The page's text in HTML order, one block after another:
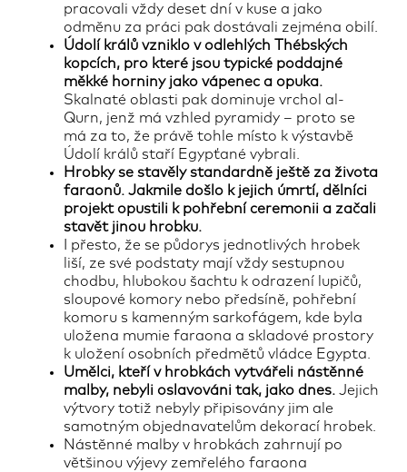
pracovali vždy deset dní v kuse a jako
odměnu za práci pak dostávali zejména obilí.
Údolí králů vzniklo v odlehlých Thébských
kopcích, pro které jsou typické poddajné
měkké horniny jako vápenec a opuka.
Skalnaté oblasti pak dominuje vrchol al-
Qurn, jenž má vzhled pyramidy – proto se
má za to, že právě tohle místo k výstavbě
Údolí králů staří Egypťané vybrali.
Hrobky se stavěly standardně ještě za života
faraonů. Jakmile došlo k jejich úmrtí, dělníci
projekt opustili k pohřební ceremonii a začali
stavět jinou hrobku.
I přesto, že se půdorys jednotlivých hrobek
liší, ze své podstaty mají vždy sestupnou
chodbu, hlubokou šachtu k odrazení lupičů,
sloupové komory nebo předsíně, pohřební
komoru s kamenným sarkofágem, kde byla
uložena mumie faraona a skladové prostory
k uložení osobních předmětů vládce Egypta.
Umělci, kteří v hrobkách vytvářeli nástěnné
malby, nebyli oslavováni tak, jako dnes. Jejich
výtvory totiž nebyly připisovány jim ale
samotným objednavatelům dekorací hrobek.
Nástěnné malby v hrobkách zahrnují po
většinou výjevy zemřelého faraona